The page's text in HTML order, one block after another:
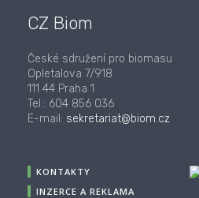
CZ Biom
České sdružení pro biomasu
Opletalova 7/918
111 44 Praha 1
Tel.: 604 856 036
E-mail: sekretariat@biom.cz
KONTAKTY
INZERCE A REKLAMA